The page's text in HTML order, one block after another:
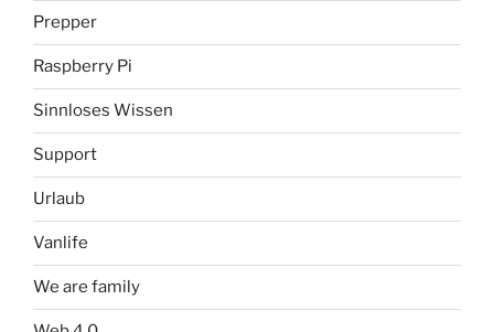
Prepper
Raspberry Pi
Sinnloses Wissen
Support
Urlaub
Vanlife
We are family